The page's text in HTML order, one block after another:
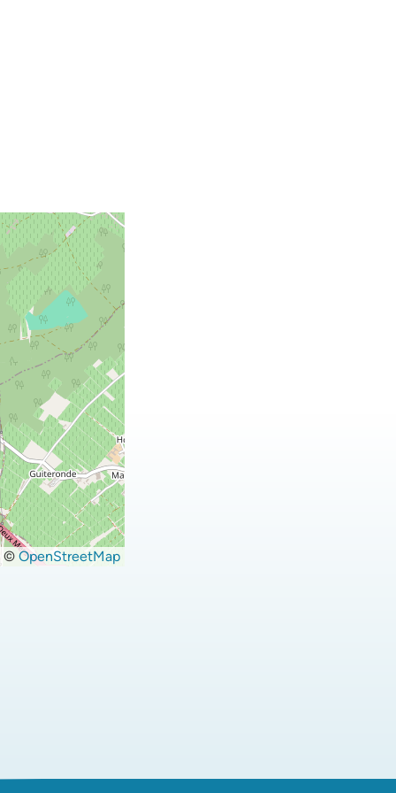
© OpenStreetMap